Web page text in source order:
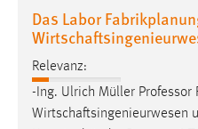
Das Labor
Relevanz:
-Ing. Ulrich Müller Professor
Wirtschaftsingenieurwesen
Zweck:
Wird benötigt um die
Cookie Laufzeit:
MibewSessionID, mibew-
Jahre, MIBEW_UserID = 1